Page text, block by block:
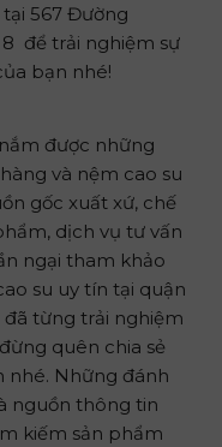
567 Đường
8 để trải nghiệm sự
bạn nhé!
được những
và nệm cao su
gốc xuất xứ, chế
dịch vụ tư vấn
ngại tham khảo
su uy tín tại quận
từng trải nghiệm
quên chia sẻ
nhé. Những đánh
nguồn thông tin
kiếm sản phẩm